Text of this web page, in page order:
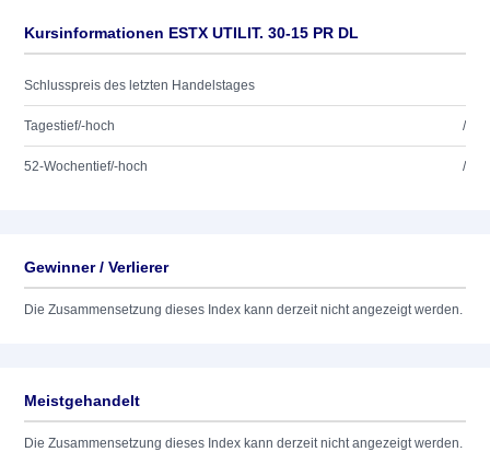
Kursinformationen ESTX UTILIT. 30-15 PR DL
Schlusspreis des letzten Handelstages
Tagestief/-hoch /
52-Wochentief/-hoch /
Gewinner / Verlierer
Die Zusammensetzung dieses Index kann derzeit nicht angezeigt werden.
Meistgehandelt
Die Zusammensetzung dieses Index kann derzeit nicht angezeigt werden.